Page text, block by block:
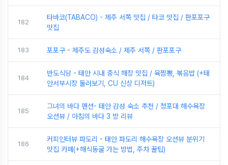
182
타바코(TABACO) - 제주 서쪽 맛집 / 타코 맛집 / 판포포구
맛집
183 포포구 - 제주도 감성숙소 / 제주 서쪽 / 판포포구
184
반도식당 - 태안 시내 중식 해장 맛집 / 육짬뽕, 볶음밥 (+태
안서부시장 둘러보기, CU 신상 디저트)
185
그녀의 바다 펜션- 태안 감성 숙소 추천 / 청포대 해수욕장
오션뷰 / 아침의 바다 3 방 리뷰
186
커피인터뷰 파도리 - 태안 파도리 해수욕장 오션뷰 분위기
맛집 카페(+해식동굴 가는 방법, 주차 꿀팁)